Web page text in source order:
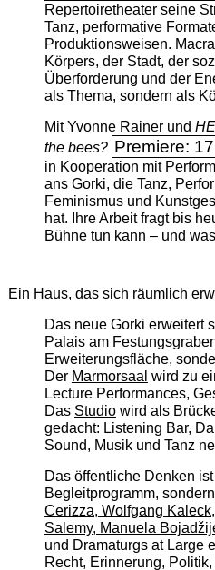
Repertoiretheater seine
Tanz, performative
Produktionsweisen.
Körpers, der Stadt, der
Überforderung und der
als Thema, sondern als
MitYvonne Rainerund
the bees? Premiere:
in Kooperation mit
ans Gorki, die Tanz,
Feminismus und
hat. Ihre Arbeit fragt bis
Bühne tun kann – und
Ein Haus, das sich räumlich
Das neue Gorki erweitert
Palais am
Erweiterungsfläche,
Der Marmorsaal wird zu
Lecture Performances,
Das Studiowird als
gedacht: Listening Bar,
Sound, Musik und Tanz
Das öffentliche Denken
Begleitprogramm,
Cerizza, Wolfgang
Salemy, Manuela
und Dramaturgs at Large
Recht, Erinnerung,